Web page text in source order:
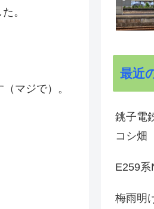
。
マジで）。
最近
銚子電
コシ畑
E259系
梅雨明